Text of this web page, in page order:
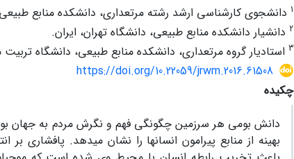
1 دانشجوی کارشناسی ارشد رشته مرتعداری، دانشکده منابع
2 دانشیار دانشکده منابع طبیعی، دانشگاه تهران، ایران.
3 استادیار گروه مرتعداری، دانشکده منابع طبیعی، دانشگاه
https://doi.org/10.22059/jrwm.2016.61508
چکیده
دانش بومی هر سرزمین چگونگی فهم و نگرش مردم به جهان
بهینه از منابع پیرامون انسان­ها را نشان می­دهد. پافشاری بر